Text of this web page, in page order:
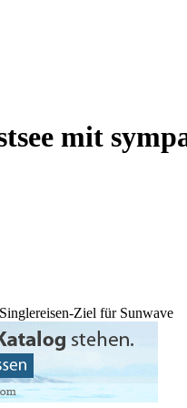
mit
Ziel für Sunwave